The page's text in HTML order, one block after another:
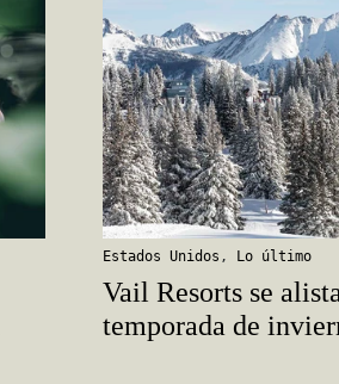
Estados Unidos , Lo último
Vail Resorts se
temporada de